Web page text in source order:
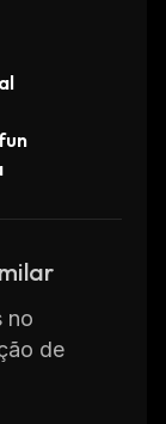
no
de